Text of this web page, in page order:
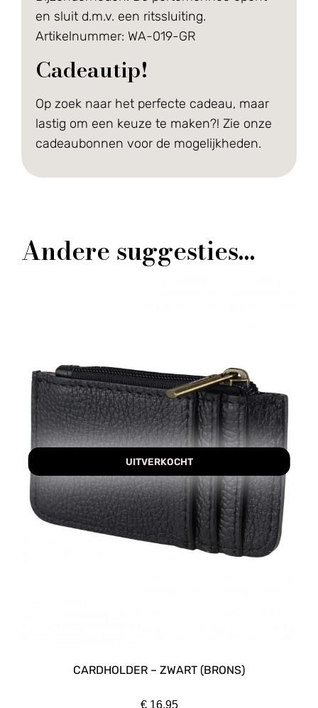
en sluit d.m.v. een ritssluiting.
Artikelnummer: WA-019-GR
Cadeautip!
Op zoek naar het perfecte cadeau, maar
lastig om een keuze te maken?! Zie onze
cadeaubonnen voor de mogelijkheden.
Andere suggesties…
UITVERKOCHT
CARDHOLDER – ZWART (BRONS)
€16,95